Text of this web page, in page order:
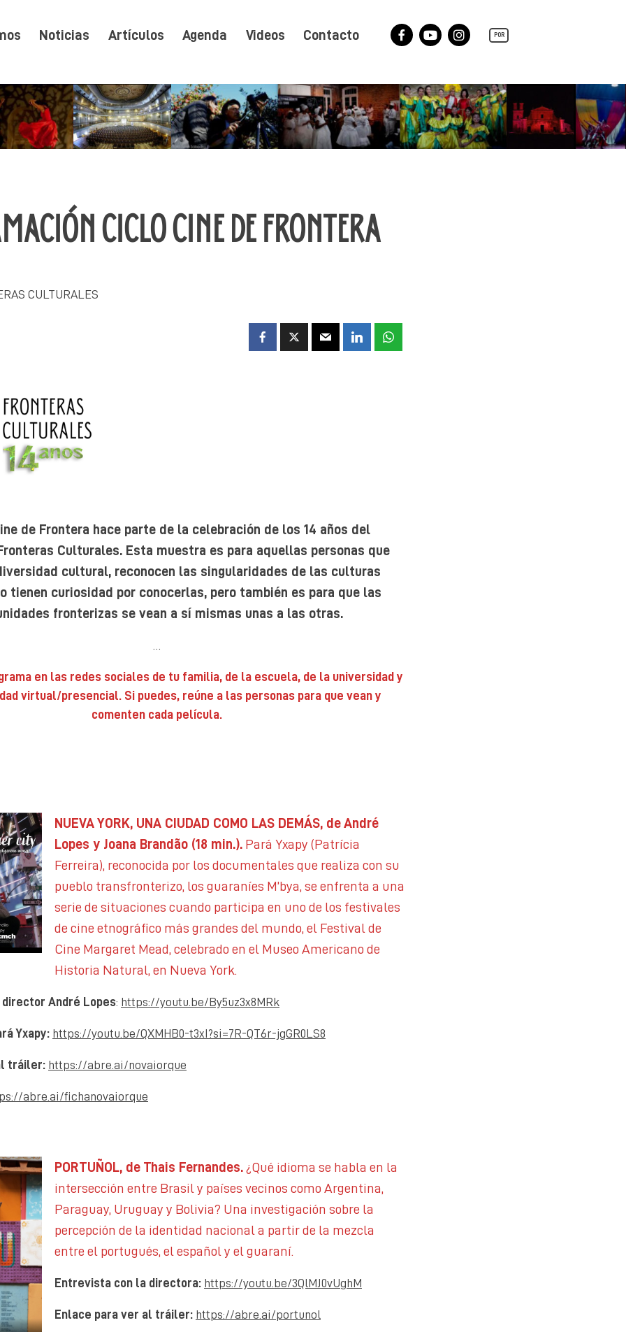
Noticias Artículos Agenda Videos Contacto
Facebook
YouTubeInstagram
POR
CICLO CINE DE FRONTERA
CULTURALES
de Frontera hace parte de la celebración de los 14 años del
Culturales. Esta muestra es para aquellas personas que
cultural, reconocen las singularidades de las culturas
tienen curiosidad por conocerlas, pero también es para que las
fronterizas se vean a sí mismas unas a las otras.
en las redes sociales de tu familia, de la escuela, de la universidad y
virtual/presencial. Si puedes, reúne a las personas para que vean y
comenten cada película.
NUEVA YORK, UNA CIUDAD COMO LAS DEMÁS, de André
Lopes y Joana Brandão (18 min.). Pará Yxapy (Patrícia
Ferreira), reconocida por los documentales que realiza con su
pueblo transfronterizo, los guaraníes M’bya, se enfrenta a una
serie de situaciones cuando participa en uno de los festivales
de cine etnográfico más grandes del mundo, el Festival de
Cine Margaret Mead, celebrado en el Museo Americano de
Historia Natural, en Nueva York.
director André Lopes: https://youtu.be/By5uz3x8MRk
Yxapy: https://youtu.be/QXMHB0-t3xI?si=7R-QT6r-jgGR0LS8
tráiler: https://abre.ai/novaiorque
abre.ai/fichanovaiorque
PORTUÑOL, de Thais Fernandes. ¿Qué idioma se habla en la
intersección entre Brasil y países vecinos como Argentina,
Paraguay, Uruguay y Bolivia? Una investigación sobre la
percepción de la identidad nacional a partir de la mezcla
entre el portugués, el español y el guaraní.
Entrevista con la directora: https://youtu.be/3QlMJ0vUghM
Enlace para ver al tráiler: https://abre.ai/portunol